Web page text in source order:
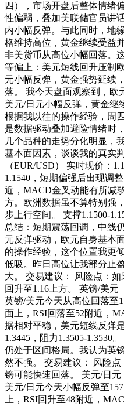
四），市场开盘后整体情绪
性偏弱，叠加美联储官员讲
内小幅反弹。与此同时，地
格维持高位，黄金继续受益
非美货币从高位小幅回落。
等偏上：美元短线回升压制
元小幅反弹，黄金强势延续
落。 我今天盘面观察到，欧
美元/日元小幅反弹，黄金继
根据我以往的操作经验，周
是数据驱动叠加避险情绪时
几个品种的走势分化明显，
基本面因素，谈谈我的真实
（EUR/USD） 实时现价：
1.1540，短期偏强后出现调
近，MACD金叉动能有所减
方。欧洲数据虽不算特别强
步上行空间。 支撑1.1500-
总结：短期震荡回调，中线
元反弹驱动，欧元自身基本
的操作经验，这个位置我更
低吸。昨日高位让我部分止
大。 交易建议： 风险点：
回升至1.16上方。 英镑/美元
英镑/美元今天从高位回落至
面上，RSI回落至52附近，
据相对平稳，美元短线反弹
1.3445，阻力1.3505-1.3530
仍处于区间格局。我认为英
然不强。 交易建议： 风险
镑可能快速回落。 美元/日元
美元/日元今天小幅反弹至
上，RSI回升至48附近，